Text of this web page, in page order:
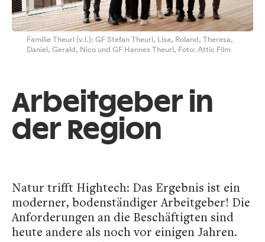
Familie Theurl (v.l.): GF Stefan Theurl, Lisa, Roland, Theresa,
Daniel, Gerald, Nico und GF Hannes Theurl, Foto: Attic Film
Arbeitgeber in
der Region
Natur trifft Hightech: Das Ergebnis ist ein
moderner, bodenständiger Arbeitgeber! Die
Anforderungen an die Beschäftigten sind
heute andere als noch vor einigen Jahren.